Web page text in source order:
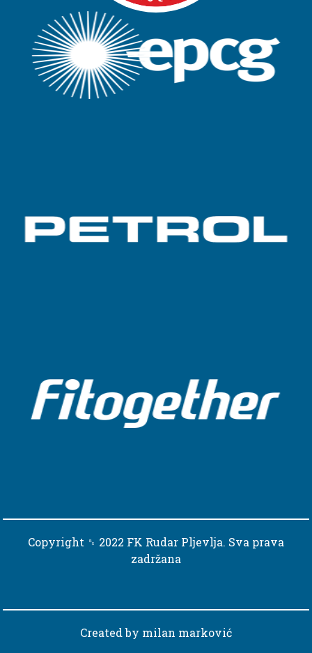
Copyright ␈ 2022 FK Rudar Pljevlja. Sva prava
zadržana
Created by milan marković